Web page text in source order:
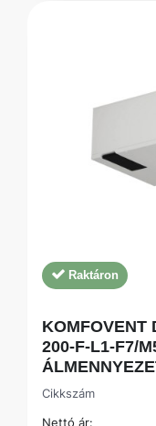
Raktáron
KOMFOVENT
200-F-L1-F7/
Cikkszám
Nettó ár: